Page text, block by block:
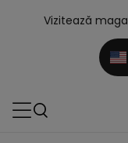
Vizitează